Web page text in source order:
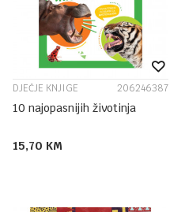
DJEČJE KNJIGE 206246387
10 najopasnijih životinja
15,70 KM